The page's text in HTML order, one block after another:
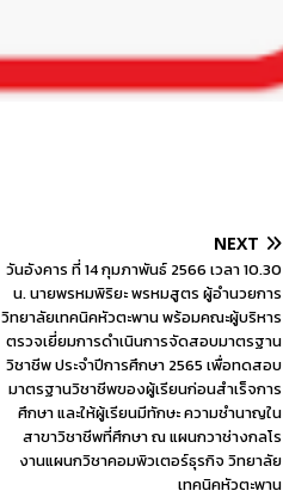
NEXT
วันอังคาร ที่ 14 กุมภาพันธ์ 2566 เวลา 10.30
น. นายพรหมพิริยะ พรหมสูตร ผู้อำนวยการ
วิทยาลัยเทคนิคหัวตะพาน พร้อมคณะผู้บริหาร
ตรวจเยี่ยมการดำเนินการจัดสอบมาตรฐาน
วิชาชีพ ประจำปีการศึกษา 2565 เพื่อทดสอบ
มาตรฐานวิชาชีพของผู้เรียนก่อนสำเร็จการ
ศึกษา และให้ผู้เรียนมีทักษะ ความชำนาญใน
สาขาวิชาชีพที่ศึกษา ณ แผนกวาช่างกลโร
งานแผนกวิชาคอมพิวเตอร์ธุรกิจ วิทยาลัย
เทคนิคหัวตะพาน